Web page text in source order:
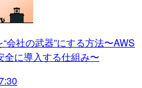
会社の武器”にする方法〜AWS
全に導入する仕組み〜